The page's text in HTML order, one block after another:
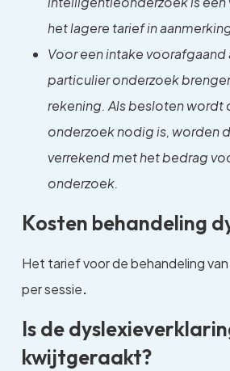
het lagere tarief in
Voor een intake voorafgaand
particulier onderzoek
rekening. Als besloten wordt
onderzoek nodig is, worden
verrekend met het bedrag
onderzoek.
Kosten behandeling
Het tarief voor de behandeling
per sessie.
Is de
kwijtgeraakt?